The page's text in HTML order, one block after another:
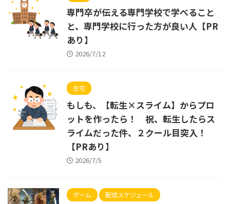
専門卒が伝える専門学校で学べること
と、専門学校に行った方が良い人【PR
あり】
2026/7/12
在宅
もしも、【転生×スライム】からプロ
ットを作ったら！ 祝、転生したらス
ライムだった件、２クール目突入！
【PRあり】
2026/7/5
ゲーム 配信スケジュール